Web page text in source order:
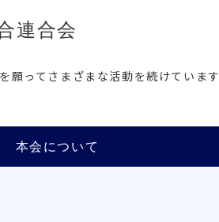
連合会
願ってさまざまな活動を続けています
本会について